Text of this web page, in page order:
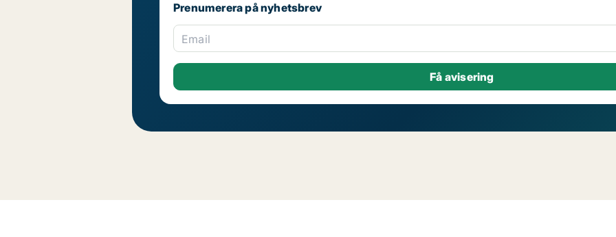
Prenumerera på nyhetsbrev
Email